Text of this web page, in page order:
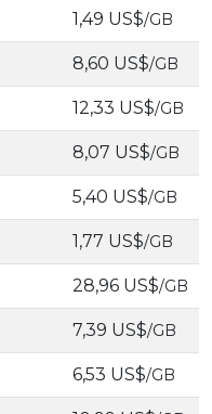
1,49 US$/GB
8,60 US$/GB
12,33 US$/GB
8,07 US$/GB
5,40 US$/GB
1,77 US$/GB
28,96 US$/GB
7,39 US$/GB
6,53 US$/GB